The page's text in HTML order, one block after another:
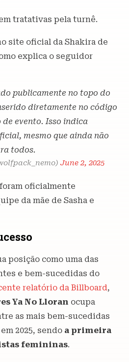
tratativas pela turnê.
site oficial da Shakira de
explica o seguidor
publicamente no topo do
diretamente no código
evento. Isso indica
mesmo que ainda não
todos.
June 2, 2025
oficialmente
da mãe de Sasha e
posição como uma das
e bem-sucedidas do
relatório da Billboard,
Ya No Lloran ocupa
as mais bem-sucedidas
2025, sendo a primeira
femininas.